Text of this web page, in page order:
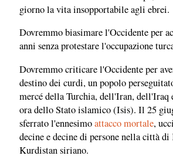
giorno la vita insopportabile agli ebrei.
Dovremmo biasimare l'Occidente per
anni senza protestare l'occupazione
Dovremmo criticare l'Occidente per
destino dei curdi, un popolo
mercé della Turchia, dell'Iran, dell'Iraq
ora dello Stato islamico (Isis). Il 25
sferrato l'ennesimoattacco mortale,
decine e decine di persone nella città di
Kurdistan siriano.